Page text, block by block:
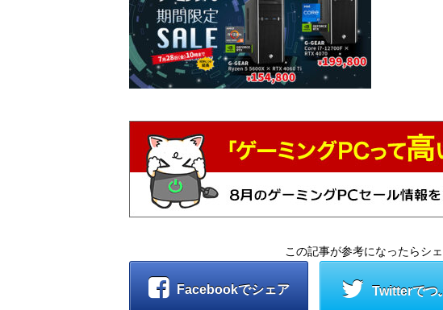
この記事が参考になったらシ
Facebookでシェア Twitterでつ